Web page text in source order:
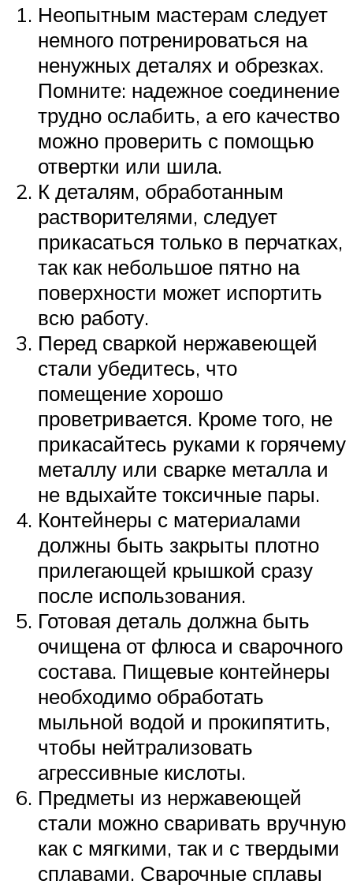
Неопытным мастерам следует
немного потренироваться на
ненужных деталях и обрезках.
Помните: надежное соединение
трудно ослабить, а его качество
можно проверить с помощью
отвертки или шила.
К деталям, обработанным
растворителями, следует
прикасаться только в перчатках,
так как небольшое пятно на
поверхности может испортить
всю работу.
Перед сваркой нержавеющей
стали убедитесь, что
помещение хорошо
проветривается. Кроме того, не
прикасайтесь руками к горячему
металлу или сварке металла и
не вдыхайте токсичные пары.
Контейнеры с материалами
должны быть закрыты плотно
прилегающей крышкой сразу
после использования.
Готовая деталь должна быть
очищена от флюса и сварочного
состава. Пищевые контейнеры
необходимо обработать
мыльной водой и прокипятить,
чтобы нейтрализовать
агрессивные кислоты.
Предметы из нержавеющей
стали можно сваривать вручную
как с мягкими, так и с твердыми
сплавами. Сварочные сплавы